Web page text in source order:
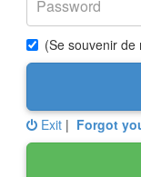
(Se souvenir de
Exit | Forgot